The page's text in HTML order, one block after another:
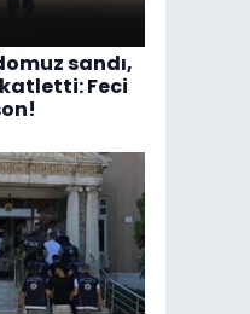
sandı,
katletti: Feci